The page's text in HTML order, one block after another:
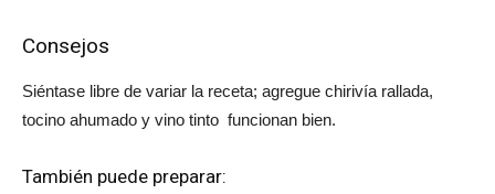
Consejos
Siéntase libre de variar la receta; agregue chirivía rallada,
tocino ahumado y vino tinto funcionan bien.
También puede preparar: